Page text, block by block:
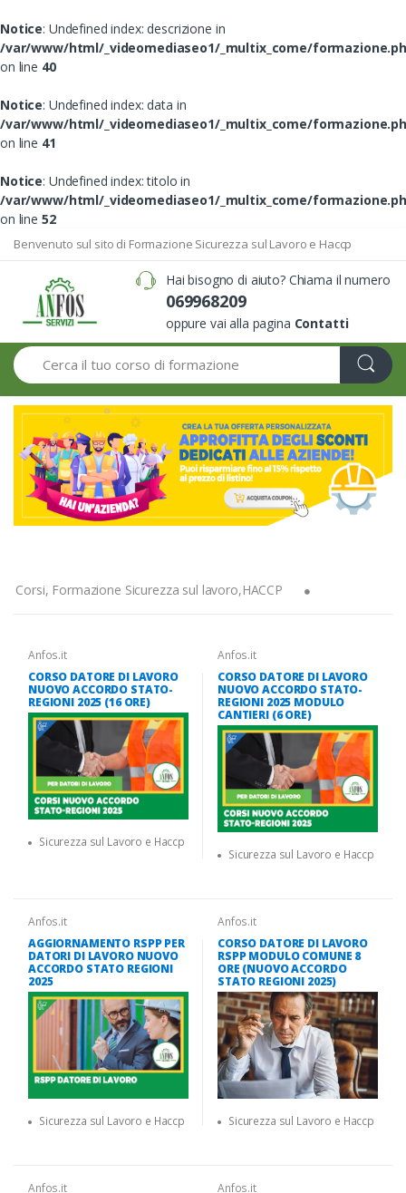
Notice: Undefined index: descrizione in
/var/www/html/_videomediaseo1/_multix_come/
on line 40
Notice: Undefined index: data in
/var/www/html/_videomediaseo1/_multix_come/
on line 41
Notice: Undefined index: titolo in
/var/www/html/_videomediaseo1/_multix_come/
on line 52
Benvenuto sul sito di Formazione Sicurezza sul Lavoro e Haccp
Hai bisogno di aiuto? Chiama il numero
069968209
oppure vai alla pagina Contatti
Search
Corsi, Formazione Sicurezza sul lavoro,HACCP
Anfos.it
CORSO DATORE DI LAVORO
NUOVO ACCORDO STATO-
REGIONI 2025 (16 ORE)
Sicurezza sul Lavoro e Haccp
Anfos.it
CORSO DATORE DI LAVORO
NUOVO ACCORDO STATO-
REGIONI 2025 MODULO
CANTIERI (6 ORE)
Sicurezza sul Lavoro e Haccp
Anfos.it
AGGIORNAMENTO RSPP PER
DATORI DI LAVORO NUOVO
ACCORDO STATO REGIONI
2025
Sicurezza sul Lavoro e Haccp
Anfos.it
CORSO DATORE DI LAVORO
RSPP MODULO COMUNE 8
ORE (NUOVO ACCORDO
STATO REGIONI 2025)
Sicurezza sul Lavoro e Haccp
Anfos.it
Anfos.it